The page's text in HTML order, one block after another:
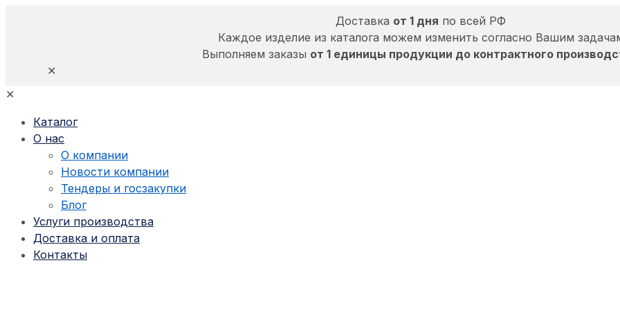
Доставка от 1 дня по всей РФ
Каждое изделие из каталога можем изменить согласно Вашим
Выполняем заказы от 1 единицы продукции до контрактного
✕
✕
Каталог
О нас
О компании
Новости компании
Тендеры и госзакупки
Блог
Услуги производства
Доставка и оплата
Контакты